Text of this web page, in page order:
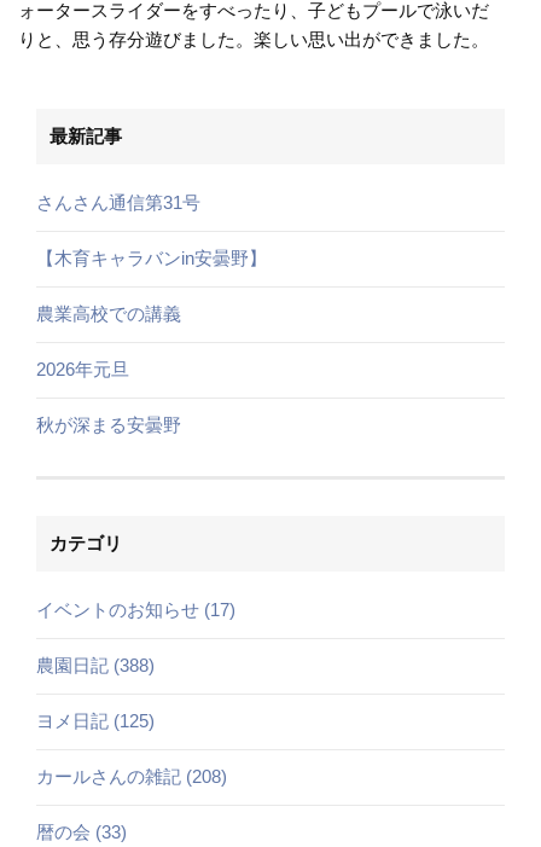
ォータースライダーをすべったり、子どもプールで泳いだ
りと、思う存分遊びました。楽しい思い出ができました。
最新記事
さんさん通信第31号
【木育キャラバンin安曇野】
農業高校での講義
2026年元旦
秋が深まる安曇野
カテゴリ
イベントのお知らせ (17)
農園日記 (388)
ヨメ日記 (125)
カールさんの雑記 (208)
暦の会 (33)